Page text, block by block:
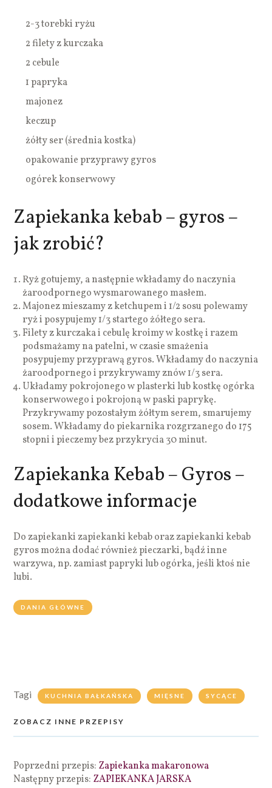
2-3 torebki ryżu
2 filety z kurczaka
2 cebule
1 papryka
majonez
keczup
żółty ser (średnia kostka)
opakowanie przyprawy gyros
ogórek konserwowy
Zapiekanka kebab – gyros –
jak zrobić?
Ryż gotujemy, a następnie wkładamy do naczynia
żaroodpornego wysmarowanego masłem.
Majonez mieszamy z ketchupem i 1/2 sosu polewamy
ryż i posypujemy 1/3 startego żółtego sera.
Filety z kurczaka i cebulę kroimy w kostkę i razem
podsmażamy na patelni, w czasie smażenia
posypujemy przyprawą gyros. Wkładamy do naczynia
żaroodpornego i przykrywamy znów 1/3 sera.
Układamy pokrojonego w plasterki lub kostkę ogórka
konserwowego i pokrojoną w paski paprykę.
Przykrywamy pozostałym żółtym serem, smarujemy
sosem. Wkładamy do piekarnika rozgrzanego do 175
stopni i pieczemy bez przykrycia 30 minut.
Zapiekanka Kebab – Gyros –
dodatkowe informacje
Do zapiekanki zapiekanki kebab oraz zapiekanki kebab
gyros można dodać również pieczarki, bądź inne
warzywa, np. zamiast papryki lub ogórka, jeśli ktoś nie
lubi.
DANIA GŁÓWNE
Tagi KUCHNIA BAŁKAŃSKA MIĘSNE SYCĄCE
ZOBACZ INNE PRZEPISY
Poprzedni przepis: Zapiekanka makaronowa
Następny przepis: ZAPIEKANKA JARSKA